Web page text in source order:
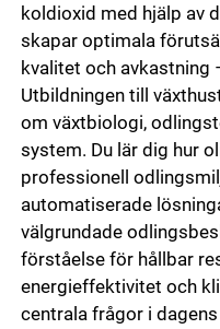
koldioxid med hjälp av
skapar optimala
kvalitet och avkastning
Utbildningen till
om växtbiologi,
system. Du lär dig hur
professionell
automatiserade
välgrundade
förståelse för hållbar
energieffektivitet och
centrala frågor i